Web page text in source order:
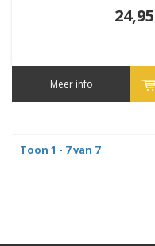
24,95
Meer info
Toon 1 - 7 van 7